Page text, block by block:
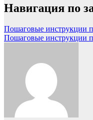
Навигация по
Пошаговые инструкции
Пошаговые инструкции